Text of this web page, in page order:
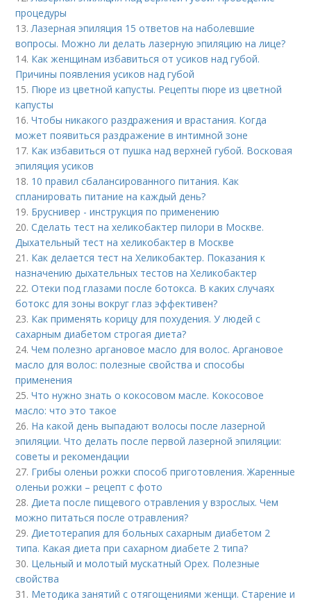
процедуры
13.Лазерная эпиляция 15 ответов на наболевшие
вопросы. Можно ли делать лазерную эпиляцию на лице?
14. Как женщинам избавиться от усиков над губой.
Причины появления усиков над губой
15. Пюре из цветной капусты. Рецепты пюре из цветной
капусты
16.Чтобы никакого раздражения и врастания. Когда
может появиться раздражение в интимной зоне
17. Как избавиться от пушка над верхней губой. Восковая
эпиляция усиков
18. 10 правил сбалансированного питания. Как
спланировать питание на каждый день?
19. Бруснивер - инструкция по применению
20.Сделать тест на хеликобактер пилори в Москве.
Дыхательный тест на хеликобактер в Москве
21. Как делается тест на Хеликобактер. Показания к
назначению дыхательных тестов на Хеликобактер
22.Отеки под глазами после ботокса. В каких случаях
ботокс для зоны вокруг глаз эффективен?
23. Как применять корицу для похудения. У людей с
сахарным диабетом строгая диета?
24.Чем полезно аргановое масло для волос. Аргановое
масло для волос: полезные свойства и способы
применения
25.Что нужно знать о кокосовом масле. Кокосовое
масло: что это такое
26. На какой день выпадают волосы после лазерной
эпиляции. Что делать после первой лазерной эпиляции:
советы и рекомендации
27. Грибы оленьи рожки способ приготовления. Жаренные
оленьи рожки – рецепт с фото
28.Диета после пищевого отравления у взрослых. Чем
можно питаться после отравления?
29.Диетотерапия для больных сахарным диабетом 2
типа. Какая диета при сахарном диабете 2 типа?
30. Цельный и молотый мускатный Орех. Полезные
свойства
31. Методика занятий с отягощениями женщи. Старение и